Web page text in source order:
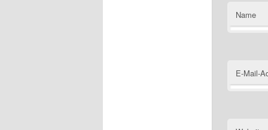
Name
E-Mail-